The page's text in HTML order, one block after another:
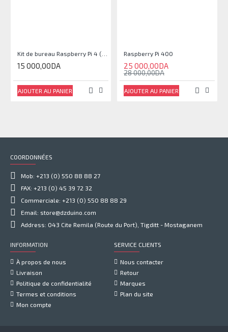
15 000,00DA
AJOUTER AU PANIER
Raspberry Pi 400
25 000,00DA
28 000,00DA
AJOUTER AU PANIER
COORDONNÉES
Mob: +213 (0) 550 88 88 27
FAX: +213 (0) 45 39 72 32
Commerciale: +213 (0) 550 88 88 29
Email: store@dzduino.com
Address: 043 Cite Remila (Route du Port), Tigditt - Mostaganem
INFORMATION
À propos de nous
Livraison
Politique de confidentialité
Termes et conditions
Mon compte
SERVICE CLIENTS
Nous contacter
Retour
Marques
Plan du site